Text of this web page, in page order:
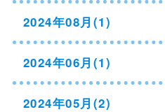
2024年08月(1)
2024年06月(1)
2024年05月(2)